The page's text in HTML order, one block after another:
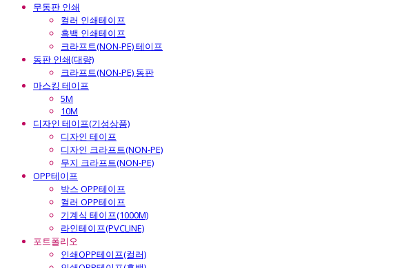
무동판 인쇄
컬러 인쇄테이프
흑백 인쇄테이프
크라프트(NON-PE) 테이프
동판 인쇄(대량)
크라프트(NON-PE) 동판
마스킹 테이프
5M
10M
디자인 테이프(기성상품)
디자인 테이프
디자인 크라프트(NON-PE)
무지 크라프트(NON-PE)
OPP테이프
박스 OPP테이프
컬러 OPP테이프
기계식 테이프(1000M)
라인테이프(PVCLINE)
포트폴리오
인쇄OPP테이프(컬러)